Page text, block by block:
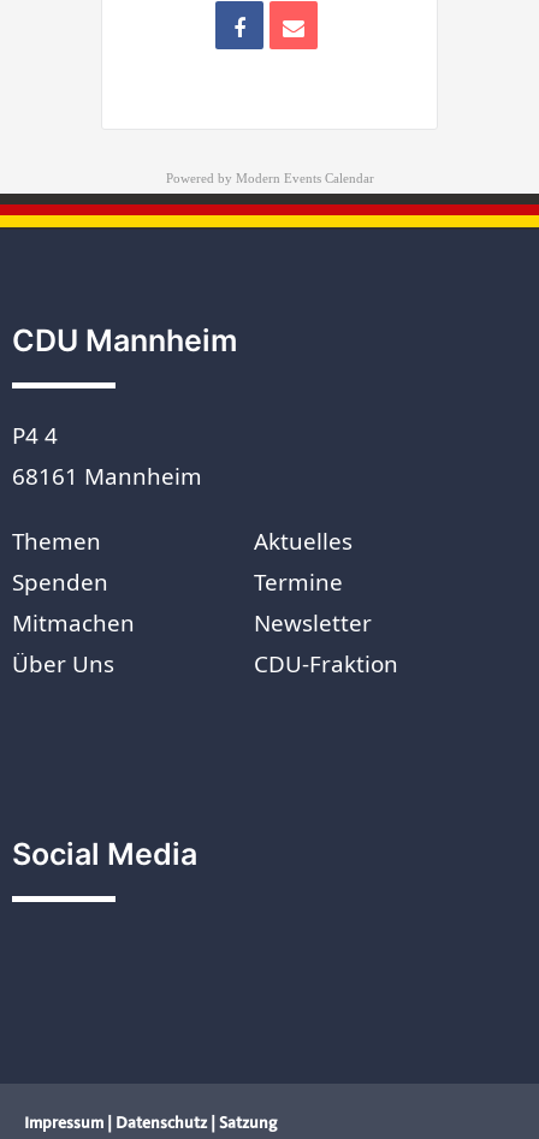
Powered by Modern Events Calendar
CDU Mannheim
P4 4
68161 Mannheim
Themen
Spenden
Mitmachen
Über Uns
Aktuelles
Termine
Newsletter
CDU-Fraktion
Social Media
Impressum Datenschutz| Satzung